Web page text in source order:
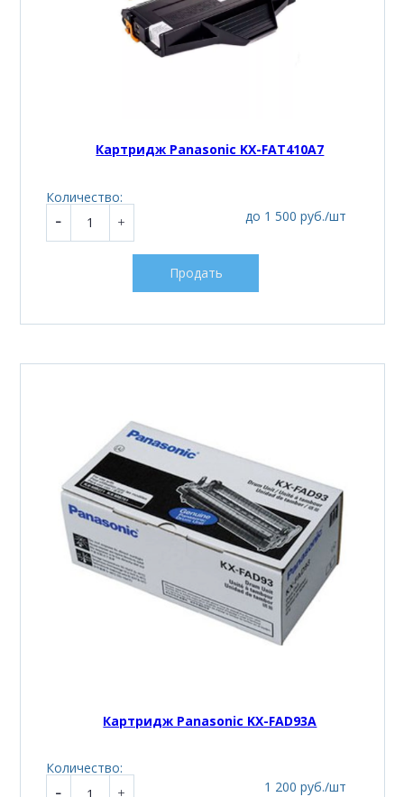
Картридж Panasonic KX-FAT410A7
Количество:
до 1 500 руб./шт
Продать
Картридж Panasonic KX-FAD93A
Количество:
1 200 руб./шт